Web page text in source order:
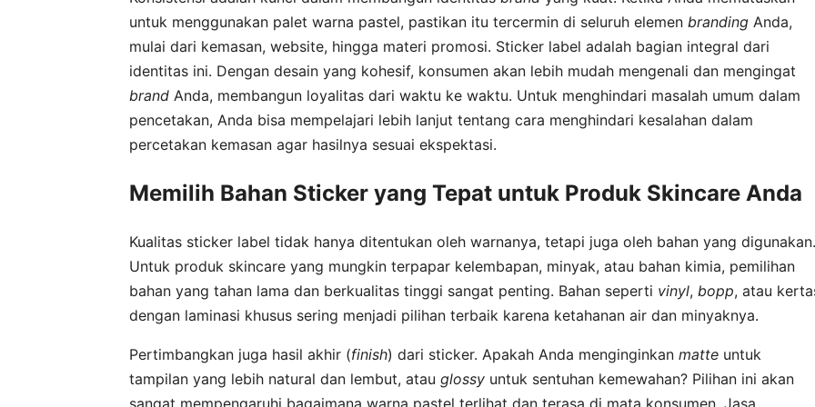
untuk menggunakan palet warna pastel, pastikan itu tercermin di seluruh elemen branding Anda,
mulai dari kemasan, website, hingga materi promosi. Sticker label adalah bagian integral dari
identitas ini. Dengan desain yang kohesif, konsumen akan lebih mudah mengenali dan mengingat
brand Anda, membangun loyalitas dari waktu ke waktu. Untuk menghindari masalah umum dalam
pencetakan, Anda bisa mempelajari lebih lanjut tentang cara menghindari kesalahan dalam
percetakan kemasan agar hasilnya sesuai ekspektasi.
Memilih Bahan Sticker yang Tepat untuk Produk Skincare Anda
Kualitas sticker label tidak hanya ditentukan oleh warnanya, tetapi juga oleh bahan yang digunakan.
Untuk produk skincare yang mungkin terpapar kelembapan, minyak, atau bahan kimia, pemilihan
bahan yang tahan lama dan berkualitas tinggi sangat penting. Bahan seperti vinyl, bopp, atau
dengan laminasi khusus sering menjadi pilihan terbaik karena ketahanan air dan minyaknya.
Pertimbangkan juga hasil akhir (finish) dari sticker. Apakah Anda menginginkan matte untuk
tampilan yang lebih natural dan lembut, atau glossy untuk sentuhan kemewahan? Pilihan ini akan
sangat mempengaruhi bagaimana warna pastel terlihat dan terasa di mata konsumen. Jasa